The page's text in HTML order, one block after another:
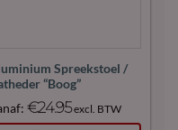
Spreekstoel /
“Boog”
€24.95excl. BTW